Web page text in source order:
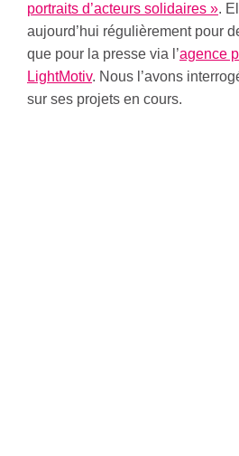
portraits d’acteurs solidaires ».
aujourd’hui régulièrement pour
que pour la presse via l’agence
LightMotiv. Nous l’avons
sur ses projets en cours.